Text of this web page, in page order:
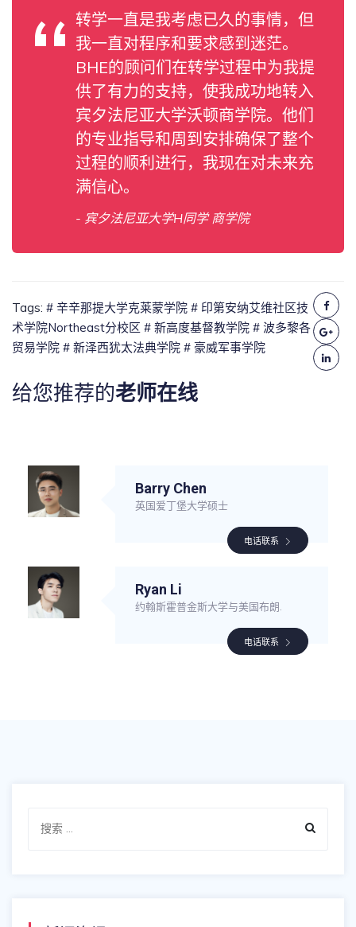
转学一直是我考虑已久的事情，但
我一直对程序和要求感到迷茫。
BHE的顾问们在转学过程中为我提
供了有力的支持，使我成功地转入
宾夕法尼亚大学沃顿商学院。他们
的专业指导和周到安排确保了整个
过程的顺利进行，我现在对未来充
满信心。
- 宾夕法尼亚大学H同学 商学院
Tags: # 辛辛那提大学克莱蒙学院 # 印第安纳艾维社区技
术学院Northeast分校区 # 新高度基督教学院 # 波多黎各
贸易学院 # 新泽西犹太法典学院 # 豪威军事学院
给您推荐的老师在线
Barry Chen
英国爱丁堡大学硕士
电话联系
Ryan Li
约翰斯霍普金斯大学与美国布朗.
电话联系